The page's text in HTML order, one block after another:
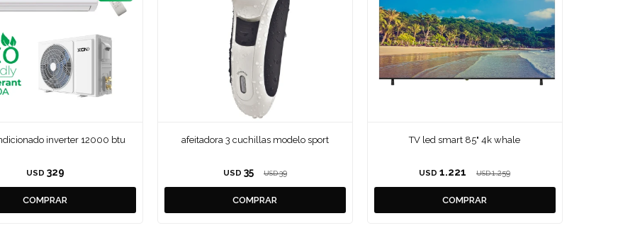
inverter 12000 btu
USD 329
afeitadora 3 cuchillas modelo sport
USD 35 USD 39
TV led smart 85" 4k whale
USD 1.221 USD 1.259